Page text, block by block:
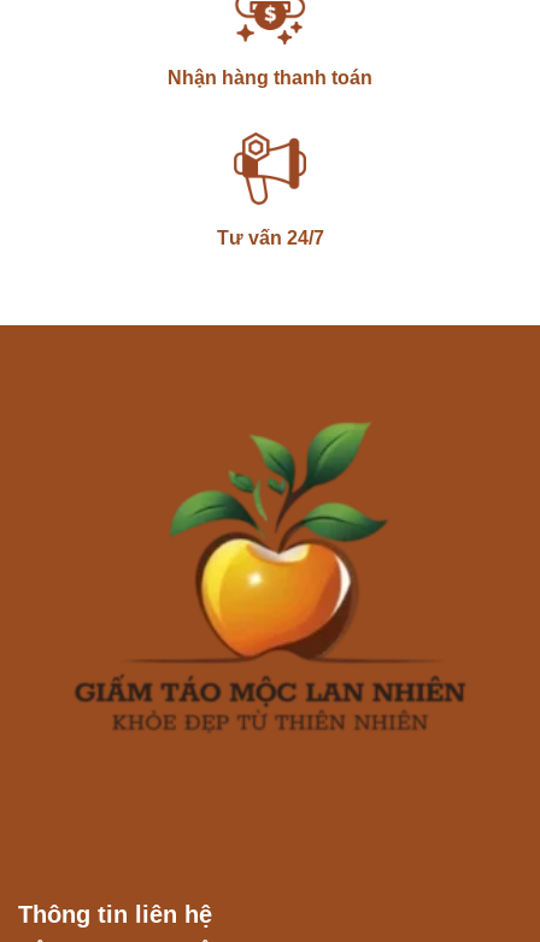
Nhận hàng thanh toán
Tư vấn 24/7
Thông tin liên hệ